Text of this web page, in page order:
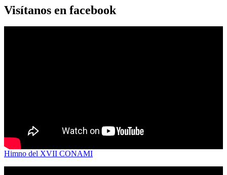
Visítanos en facebook
Himno del XVII CONAMI